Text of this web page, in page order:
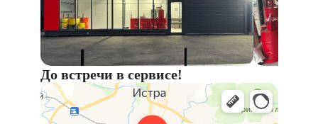
До встречи в сервисе!